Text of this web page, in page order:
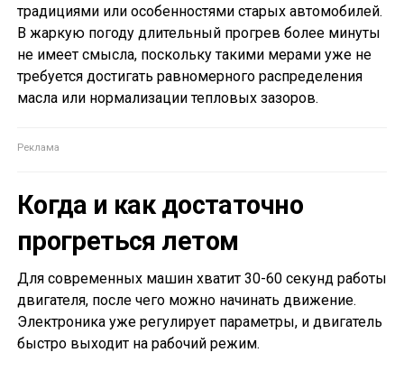
традициями или особенностями старых автомобилей.
В жаркую погоду длительный прогрев более минуты
не имеет смысла, поскольку такими мерами уже не
требуется достигать равномерного распределения
масла или нормализации тепловых зазоров.
Когда и как достаточно
прогреться летом
Для современных машин хватит 30-60 секунд работы
двигателя, после чего можно начинать движение.
Электроника уже регулирует параметры, и двигатель
быстро выходит на рабочий режим.